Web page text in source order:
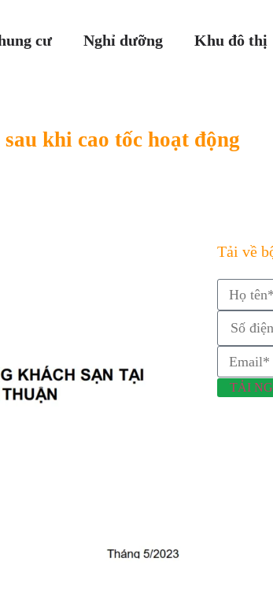
cư Nghỉ dưỡng Khu đô thị
khi cao tốc hoạt động
Tải về
TẢI